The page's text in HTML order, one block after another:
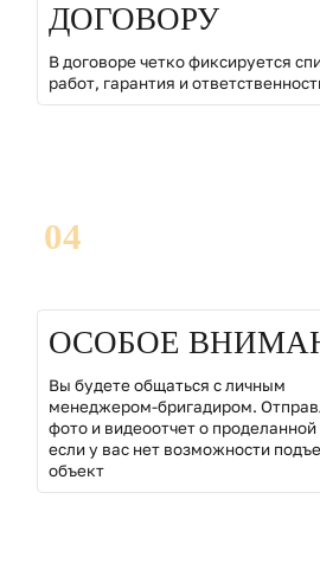
ДОГОВОРУ
В договоре четко фиксируется
работ, гарантия и
04
ОСОБОЕ
Вы будете общаться с личным
менеджером-бригадиром.
фото и видеоотчет о проделанной
если у вас нет возможности
объект